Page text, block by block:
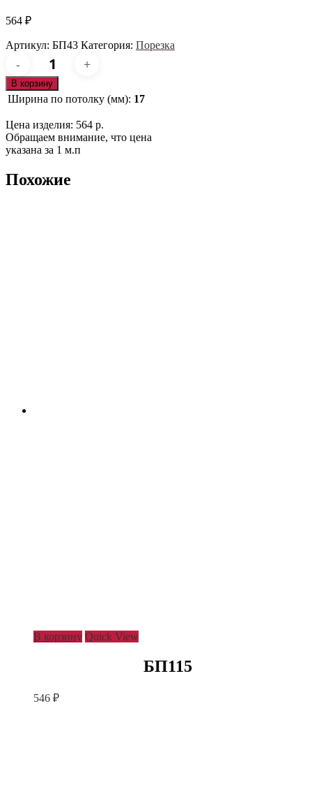
564 ₽
Артикул: БП43 Категория: Порезка
Количество
товара
БП43
В корзину
Ширина по потолку (мм): 17
Цена изделия: 564 р.
Обращаем внимание, что цена
указана за 1 м.п
Похожие
В корзину Quick View
БП115
546 ₽